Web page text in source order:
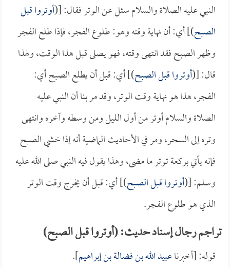
النبي عليه الصلاة والسلام سئل عن الوتر فقال: [(أوتروا قبل
الصبح)] أي: أن نهاية وقته وهو: طلوع الفجر، فإذا طلع الفجر
وظهر الصبح فقد انتهى وقته، فهو يصلى قبل هذا الوقت، ولهذا
قال: [(أوتروا قبل الصبح)] أي: قبل أن يطلع الصبح أي:
الفجر، هذا هو نهاية وقت الوتر، وقد مر بنا أن النبي عليه
الصلاة والسلام أوتر من أول الليل ومن وسطه وآخره وانتهى
وتره إلى السحر، ومر في الأحاديث الماضية أنه إذا خشي الصبح
فإنه يأتي بركعة توتر ما مضى، وهذا يقول فيه النبي صلى الله عليه
وسلم: [(أوتروا قبل الصبح)] أي: قبل أن يخرج وقت الوتر
الذي هو طلوع الفجر.
تراجم رجال إسناد حديث: (أوتروا قبل الصبح)
قوله: [أخبرناعبيد الله بن فضالة بن إبراهيم].